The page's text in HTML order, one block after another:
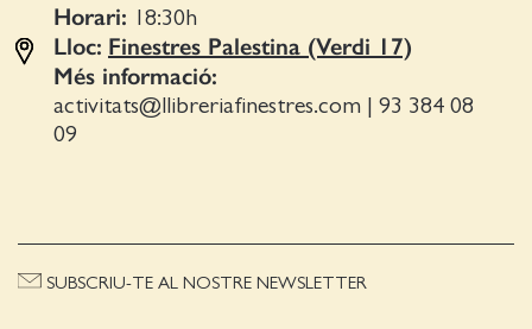
Horari: 18:30h
Lloc: Finestres Palestina (Verdi 17)
Més informació:
activitats@llibreriafinestres.com | 93 384 08
09
SUBSCRIU-TE AL NOSTRE NEWSLETTER